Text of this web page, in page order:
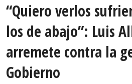
“Quiero verlos
los de abajo”: Luis
arremete contra la
Gobierno